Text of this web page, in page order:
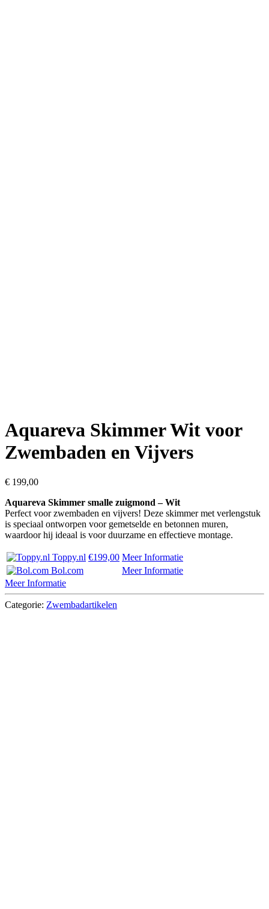
Aquareva Skimmer Wit voor
Zwembaden en Vijvers
€ 199,00
Aquareva Skimmer smalle zuigmond – Wit
Perfect voor zwembaden en vijvers! Deze skimmer met verlengstuk
is speciaal ontworpen voor gemetselde en betonnen muren,
waardoor hij ideaal is voor duurzame en effectieve montage.
Toppy.nl €199,00 Meer Informatie
Bol.com
Meer Informatie
Meer Informatie
Categorie: Zwembadartikelen